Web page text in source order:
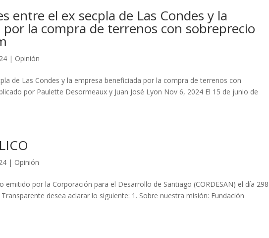
entre el ex secpla de Las Condes y la
la compra de terrenos con sobreprecio
| Opinión
de Las Condes y la empresa beneficiada por la compra de terrenos con
por Paulette Desormeaux y Juan José Lyon Nov 6, 2024 El 15 de junio de
| Opinión
emitido por la Corporación para el Desarrollo de Santiago (CORDESAN) el día 298
desea aclarar lo siguiente: 1. Sobre nuestra misión: Fundación